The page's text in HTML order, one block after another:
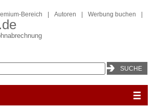
Bereich Autoren Werbung buchen